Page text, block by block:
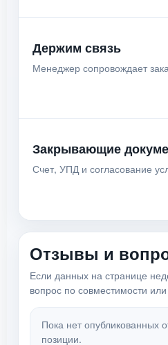
Держим связь
Менеджер сопровождает
Закрывающие
Счет, УПД и согласование
Отзывы и
Если данных на странице
вопрос по совместимости
Пока нет опубликованных
позиции.